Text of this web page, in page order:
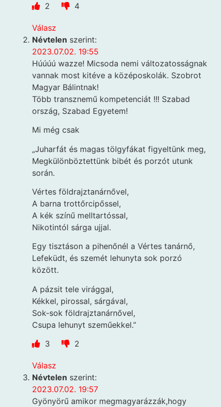
2
4
Válasz
Névtelen szerint:
2023.07.02. 19:55
Húúúú wazze! Micsoda nemi változatosságnak
vannak most kitéve a középoskolák. Szobrot
Magyar Bálintnak!
Több transznemű kompetenciát !!! Szabad
ország, Szabad Egyetem!
Mi még csak
„Juharfát és magas tölgyfákat figyeltünk meg,
Megkülönböztettünk bibét és porzót utunk
során.
Vértes földrajztanárnővel,
A barna trottőrcipőssel,
A kék színű melltartóssal,
Nikotintól sárga ujjal.
Egy tisztáson a pihenőnél a Vértes tanárnő,
Lefeküdt, és szemét lehunyta sok porzó
között.
A pázsit tele virággal,
Kékkel, pirossal, sárgával,
Sok-sok földrajztanárnővel,
Csupa lehunyt szeműekkel.”
3
2
Válasz
Névtelen szerint:
2023.07.02. 19:57
Gyönyörű amikor megmagyarázzák,hogy